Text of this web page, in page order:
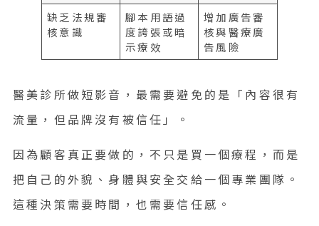
缺乏法規審
核意識
腳本用語過
度誇張或暗
示療效
增加廣告審
核與醫療廣
告風險
醫美診所做短影音，最需要避免的是「內容很有
流量，但品牌沒有被信任」。
因為顧客真正要做的，不只是買一個療程，而是
把自己的外貌、身體與安全交給一個專業團隊。
這種決策需要時間，也需要信任感。